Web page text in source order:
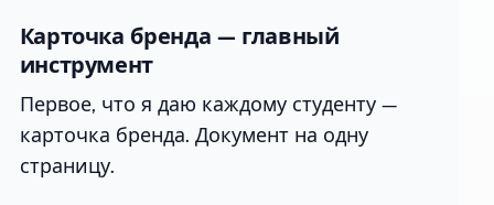
Карточка бренда — главный
инструмент
Первое, что я даю каждому студенту —
карточка бренда. Документ на одну
страницу.